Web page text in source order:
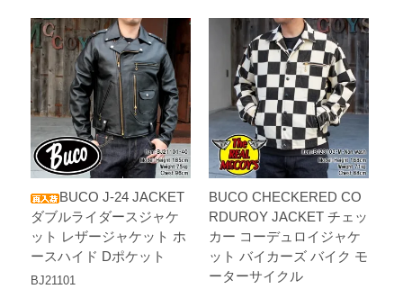
BUCO J-24 JACKET
ダブルライダースジャケ
ット レザージャケット ホ
ースハイド Dポケット
BJ21101
BUCO CHECKERED CO
RDUROY JACKET チェッ
カー コーデュロイジャケ
ット バイカーズ バイク モ
ーターサイクル